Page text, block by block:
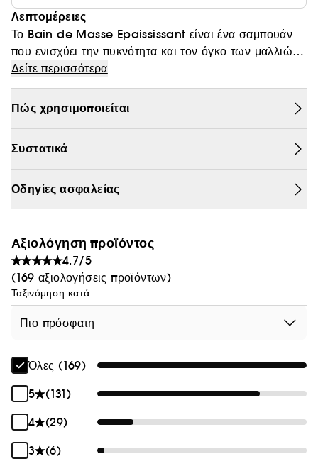
Θαμπάδα
Λεπτομέρειες
Το Bain de Masse Epaississant είναι ένα σαμπουάν
που ενισχύει την πυκνότητα και τον όγκο των μαλλιών,
για άνδρες με αδύναμα μαλλιά που παρουσιάζουν
λέπτυνση. Καθαρίζει απαλά το τριχωτό, δίνει όγκο &
«σώμα» καθώς και άμεσο αποτέλεσμα πύκνωσης. Για
Δείτε περισσότερα
Πώς χρησιμοποιείται
Συστατικά
Οδηγίες ασφαλείας
Αξιολόγηση προϊόντος
4.7/5
(169 αξιολογήσεις προϊόντων)
Ταξινόμηση κατά
Πιο πρόσφατη
Όλες (169)
5
(131)
4
(29)
3
(6)